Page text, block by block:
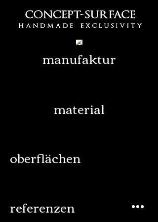
manufaktur
material
oberflächen
referenzen